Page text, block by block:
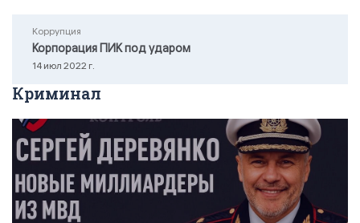
Коррупция
Корпорация ПИК под ударом
14 июл 2022 г.
Криминал